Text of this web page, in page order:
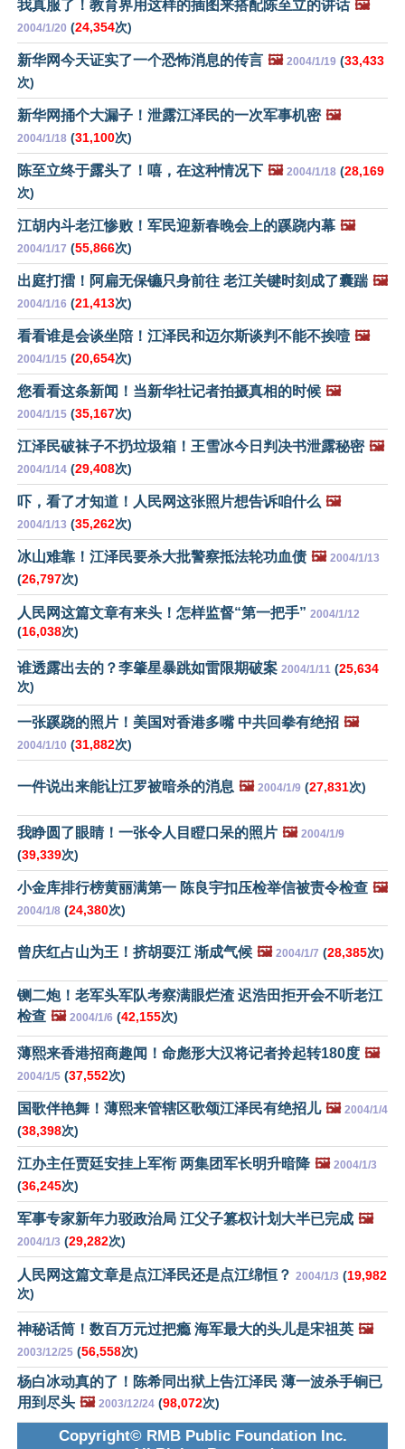
我真服了！教育界用这样的插图来搭配陈至立的讲话 🖼️
2004/1/20 (24,354次)
新华网今天证实了一个恐怖消息的传言 🖼️ 2004/1/19 (33,433
次)
新华网捅个大漏子！泄露江泽民的一次军事机密 🖼️
2004/1/18 (31,100次)
陈至立终于露头了！嘻，在这种情况下 🖼️ 2004/1/18 (28,169
次)
江胡内斗老江惨败！军民迎新春晚会上的蹊跷内幕 🖼️
2004/1/17 (55,866次)
出庭打擂！阿扁无保镳只身前往 老江关键时刻成了囊踹 🖼️
2004/1/16 (21,413次)
看看谁是会谈坐陪！江泽民和迈尔斯谈判不能不挨噎 🖼️
2004/1/15 (20,654次)
您看看这条新闻！当新华社记者拍摄真相的时候 🖼️
2004/1/15 (35,167次)
江泽民破袜子不扔垃圾箱！王雪冰今日判决书泄露秘密 🖼️
2004/1/14 (29,408次)
吓，看了才知道！人民网这张照片想告诉咱什么 🖼️
2004/1/13 (35,262次)
冰山难靠！江泽民要杀大批警察抵法轮功血债 🖼️ 2004/1/13
(26,797次)
人民网这篇文章有来头！怎样监督“第一把手” 2004/1/12
(16,038次)
谁透露出去的？李肇星暴跳如雷限期破案 2004/1/11 (25,634
次)
一张蹊跷的照片！美国对香港多嘴 中共回拳有绝招 🖼️
2004/1/10 (31,882次)
一件说出来能让江罗被暗杀的消息 🖼️ 2004/1/9 (27,831次)
我睁圆了眼睛！一张令人目瞪口呆的照片 🖼️ 2004/1/9
(39,339次)
小金库排行榜黄丽满第一 陈良宇扣压检举信被责令检查 🖼️
2004/1/8 (24,380次)
曾庆红占山为王！挤胡耍江 渐成气候 🖼️ 2004/1/7 (28,385次)
铡二炮！老军头军队考察满眼烂渣 迟浩田拒开会不听老江
检查 🖼️ 2004/1/6 (42,155次)
薄熙来香港招商趣闻！命彪形大汉将记者拎起转180度 🖼️
2004/1/5 (37,552次)
国歌伴艳舞！薄熙来管辖区歌颂江泽民有绝招儿 🖼️ 2004/1/4
(38,398次)
江办主任贾廷安挂上军衔 两集团军长明升暗降 🖼️ 2004/1/3
(36,245次)
军事专家新年力驳政治局 江父子篡权计划大半已完成 🖼️
2004/1/3 (29,282次)
人民网这篇文章是点江泽民还是点江绵恒？ 2004/1/3 (19,982
次)
神秘话筒！数百万元过把瘾 海军最大的头儿是宋祖英 🖼️
2003/12/25 (56,558次)
杨白冰动真的了！陈希同出狱上告江泽民 薄一波杀手锏已
用到尽头 🖼️ 2003/12/24 (98,072次)
Copyright© RMB Public Foundation Inc.